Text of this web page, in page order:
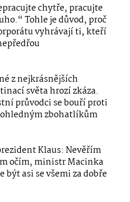
chytře, pracujte
Tohle je důvod, proč
vyhrávají ti, kteří
z nejkrásnějších
světa hrozí zkáza.
průvodci se bouří proti
zbohatlíkům
Klaus: Nevěřím
očím, ministr Macinka
být asi se všemi za dobře